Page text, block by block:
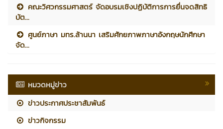
คณะวิศวกรรมศาสตร์ จัดอบรมเชิงปฏิบัติการการยื่นจดสิทธิ
บัต...
ศูนย์ภาษา มทร.ล้านนา เสริมศักยภาพภาษาอังกฤษนักศึกษา
จัด...
หมวดหมู่ข่าว
ข่าวประกาศประชาสัมพันธ์
ข่าวกิจกรรม